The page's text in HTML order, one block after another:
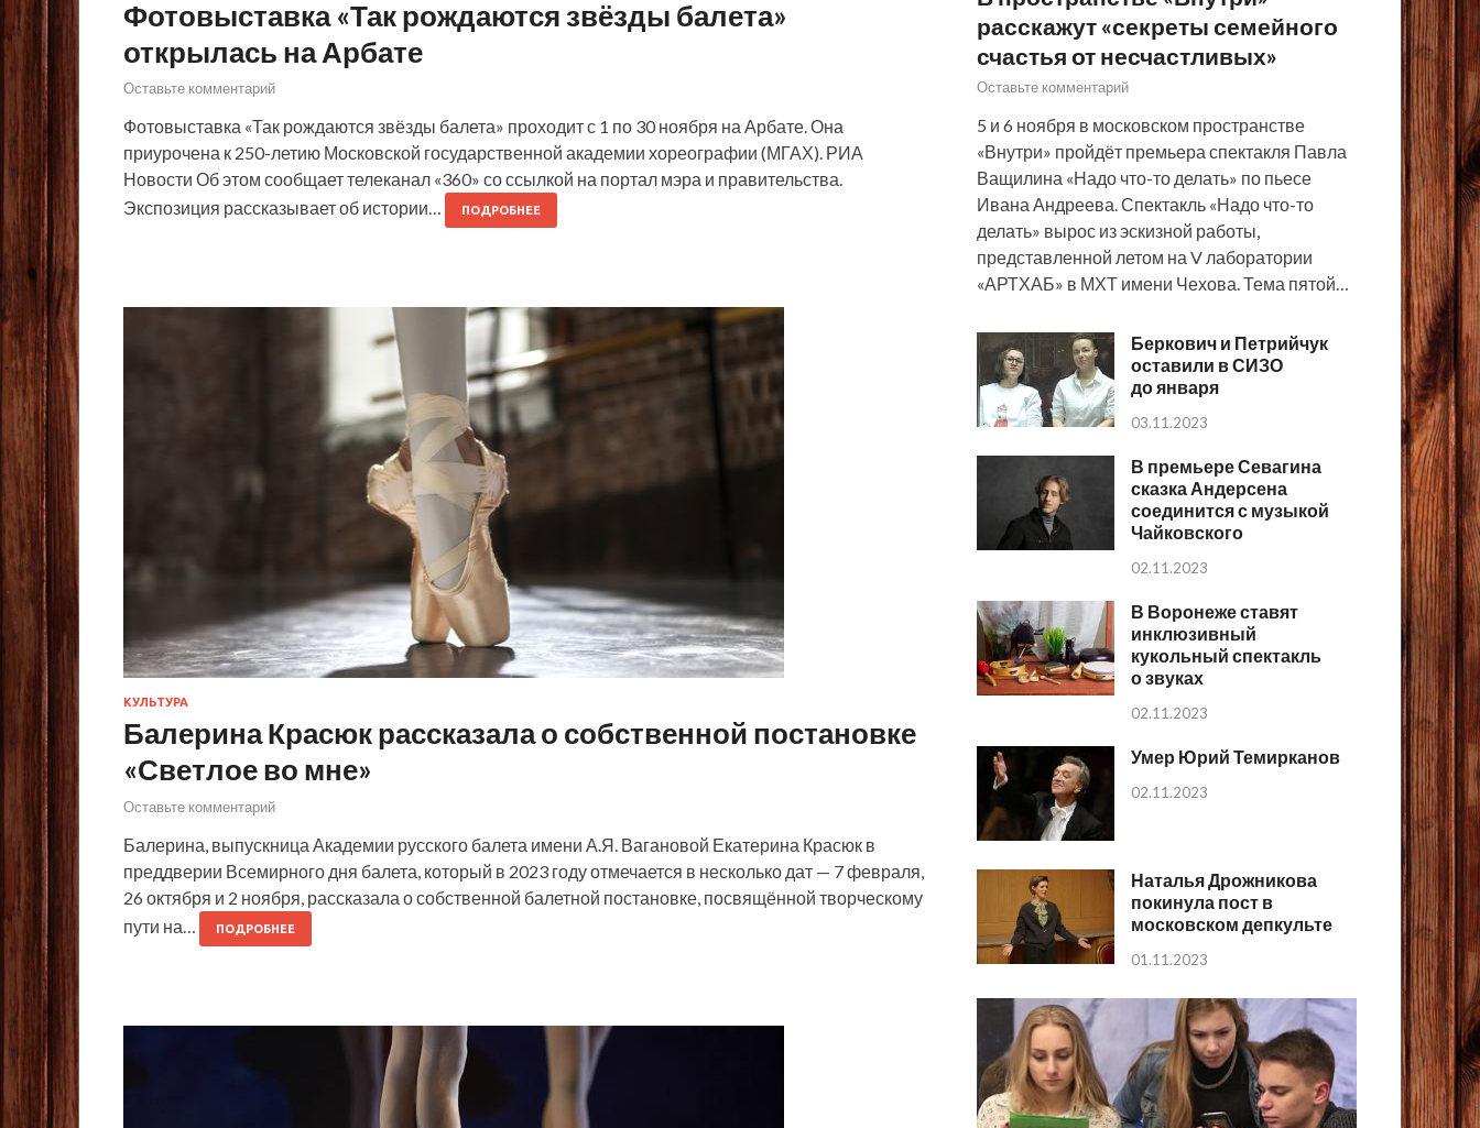
Фотовыставка «Так рождаются звёзды балета»
открылась на Арбате
Оставьте комментарий
Фотовыставка «Так рождаются звёзды балета» проходит с 1 по 30 ноября на Арбате. Она
приурочена к 250-летию Московской государственной академии хореографии (МГАХ). РИА
Новости Об этом сообщает телеканал «360» со ссылкой на портал мэра и правительства.
Экспозиция рассказывает об истории…
ПОДРОБНЕЕ
КУЛЬТУРА
Балерина Красюк рассказала о собственной постановке
«Светлое во мне»
Оставьте комментарий
Балерина, выпускница Академии русского балета имени А.Я. Вагановой Екатерина Красюк в
преддверии Всемирного дня балета, который в 2023 году отмечается в несколько дат — 7 февраля,
26 октября и 2 ноября, рассказала о собственной балетной постановке, посвящённой творческому
пути на…
ПОДРОБНЕЕ
расскажут «секреты семейного
счастья от несчастливых»
Оставьте комментарий
5 и 6 ноября в московском пространстве
«Внутри» пройдёт премьера спектакля Павла
Ващилина «Надо что-то делать» по пьесе
Ивана Андреева. Спектакль «Надо что-то
делать» вырос из эскизной работы,
представленной летом на V лаборатории
«АРТХАБ» в МХТ имени Чехова. Тема пятой…
Беркович и Петрийчук
оставили в СИЗО
до января
03.11.2023
В премьере Севагина
сказка Андерсена
соединится с музыкой
Чайковского
02.11.2023
В Воронеже ставят
инклюзивный
кукольный спектакль
о звуках
02.11.2023
Умер Юрий Темирканов
02.11.2023
Наталья Дрожникова
покинула пост в
московском депкульте
01.11.2023